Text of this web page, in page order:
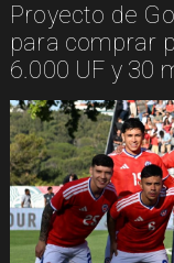
Proyecto de
para comprar
6.000 UF y 30